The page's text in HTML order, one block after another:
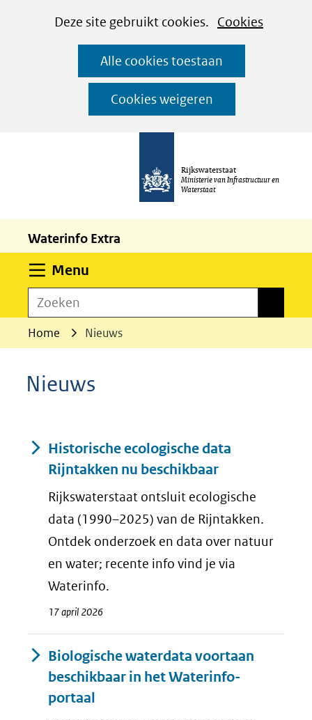
CookiesDeze site gebruikt cookies. Cookies
worden
toegestaan
geweigerd.
Alle cookies toestaan
Cookies weigeren
Ga
naar
de
inhoud
Rijkswaterstaat
Ministerie van Infrastructuur en
Waterstaat
Waterinfo Extra
Menu
Zoeken
Home Nieuws
Nieuws
Resultaten
Historische ecologische data
Rijntakken nu beschikbaar
Rijkswaterstaat ontsluit ecologische
data (1990–2025) van de Rijntakken.
Ontdek onderzoek en data over natuur
en water; recente info vind je via
Waterinfo.
17 april 2026
Biologische waterdata voortaan
beschikbaar in het Waterinfo-
portaal